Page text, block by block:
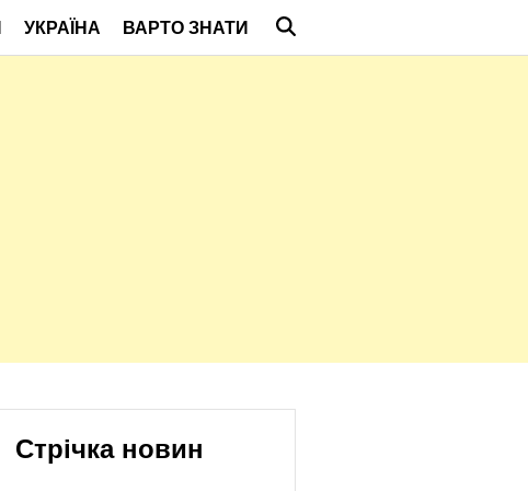
УКРАЇНА ВАРТО ЗНАТИ
Стрічка новин